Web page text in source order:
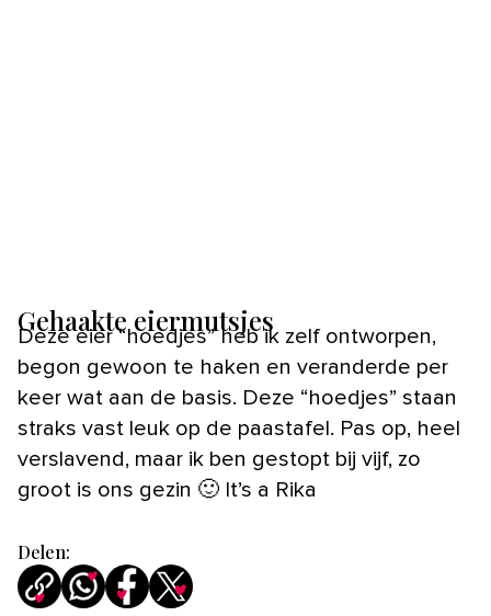
Gehaakte eiermutsjes
Deze eier “hoedjes” heb ik zelf ontworpen,
begon gewoon te haken en veranderde per
keer wat aan de basis. Deze “hoedjes” staan
straks vast leuk op de paastafel. Pas op, heel
verslavend, maar ik ben gestopt bij vijf, zo
groot is ons gezin 🙂 It’s a Rika
Delen: